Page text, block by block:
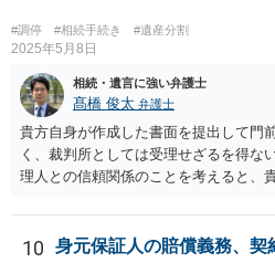
#調停 #相続手続き #遺産分割
2025年5月8日
相続・遺言に強い弁護士
髙橋 俊太 弁護士
貴方自身が作成した書面を提出して門
く、裁判所としては受理せざるを得な
理人との信頼関係のことを考えると、
士が主張書面の提出を渋っているよう
益がないと考えている可能性もあると
10 身元保証人の賠償義務、契